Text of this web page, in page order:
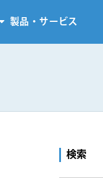
製品・サービス
検索